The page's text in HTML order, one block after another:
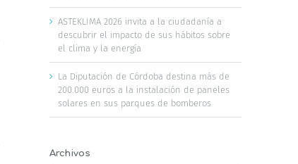
ASTEKLIMA 2026 invita a la ciudadanía a
descubrir el impacto de sus hábitos sobre
el clima y la energía
La Diputación de Córdoba destina más de
200.000 euros a la instalación de paneles
solares en sus parques de bomberos
Archivos